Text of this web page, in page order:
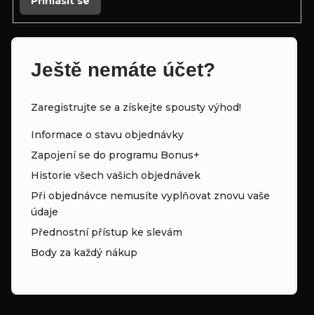
Ještě nemáte účet?
Zaregistrujte se a získejte spousty výhod!
Informace o stavu objednávky
Zapojení se do programu Bonus+
Historie všech vašich objednávek
Při objednávce nemusíte vyplňovat znovu vaše
údaje
Přednostní přístup ke slevám
Body za každý nákup